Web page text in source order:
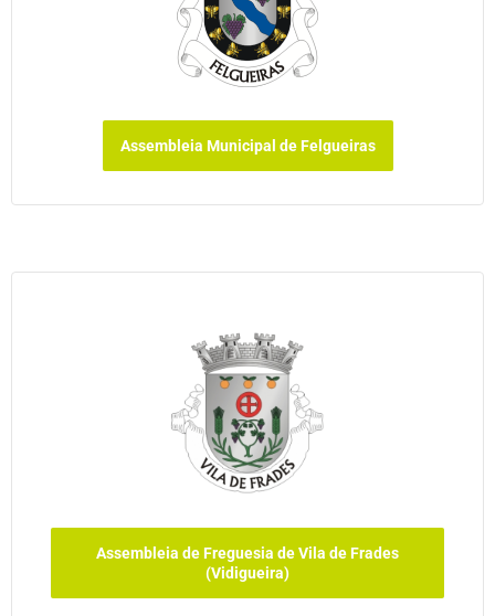
Assembleia Municipal de Felgueiras
Assembleia de Freguesia de Vila de Frades
(Vidigueira)